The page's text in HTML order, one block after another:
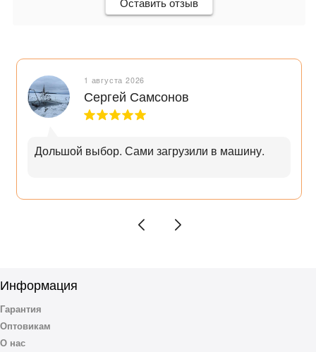
1 августа 2026
Сергей Самсонов
Дольшой выбор. Сами загрузили в машину.
Информация
Гарантия
Оптовикам
О нас